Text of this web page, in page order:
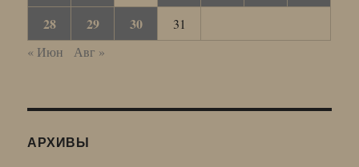
28
29 30
31
« Июн
Авг »
АРХИВЫ